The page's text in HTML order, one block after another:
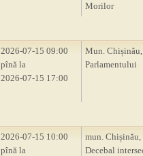
Morilor
2026-07-15 09:00
pînă la
2026-07-15 17:00
Mun.
Parlamentului
2026-07-15 10:00
pînă la
mun. Chișinău,
Decebal